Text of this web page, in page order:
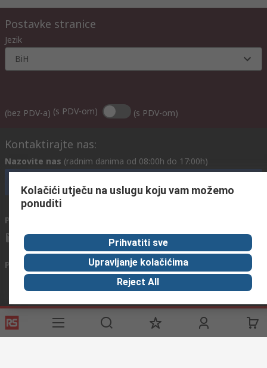
Postavke stranice
Jezik
BiH
(bez PDV-a) (s PDV-om) (s PDV-om)
Kontaktirajte nas:
Nazovite nas (radnim danima od 08:00h do 17:00h)
Pošaljite nam email
info@primotronic.ba
Povežite se s nama
Korisne poveznice
Kolačići utječu na uslugu koju vam možemo
ponuditi
Prihvatiti sve
Upravljanje kolačićima
Reject All